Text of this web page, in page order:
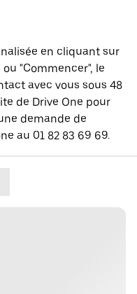
en cliquant sur
"Commencer", le
avec vous sous 48
de Drive One pour
demande de
au 01 82 83 69 69.